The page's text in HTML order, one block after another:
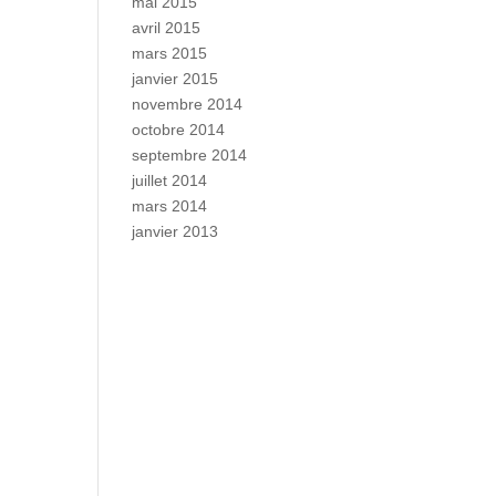
avril 2015
mars 2015
janvier 2015
novembre 2014
octobre 2014
septembre 2014
juillet 2014
mars 2014
janvier 2013